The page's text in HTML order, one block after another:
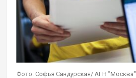
Фото: Софья Сандурская/ АГН "Москва"